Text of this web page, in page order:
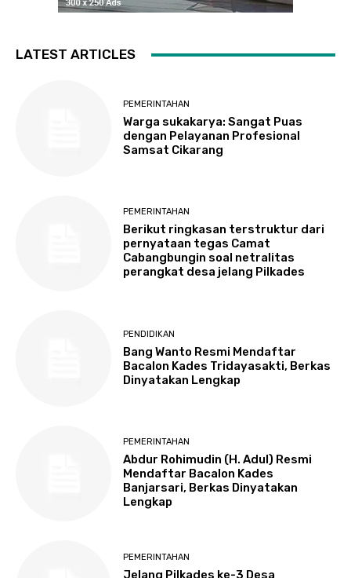
LATEST ARTICLES
PEMERINTAHAN
Warga sukakarya: Sangat Puas
dengan Pelayanan Profesional
Samsat Cikarang
PEMERINTAHAN
Berikut ringkasan terstruktur dari
pernyataan tegas Camat
Cabangbungin soal netralitas
perangkat desa jelang Pilkades
PENDIDIKAN
Bang Wanto Resmi Mendaftar
Bacalon Kades Tridayasakti, Berkas
Dinyatakan Lengkap
PEMERINTAHAN
Abdur Rohimudin (H. Adul) Resmi
Mendaftar Bacalon Kades
Banjarsari, Berkas Dinyatakan
Lengkap
PEMERINTAHAN
Jelang Pilkades ke-3 Desa